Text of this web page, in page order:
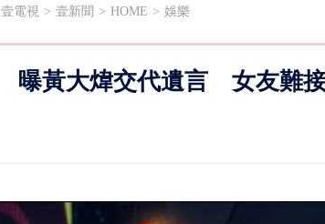
壹電視 > 壹新聞 > HOME > 娛樂
曝黃大煒交代遺言 女友難